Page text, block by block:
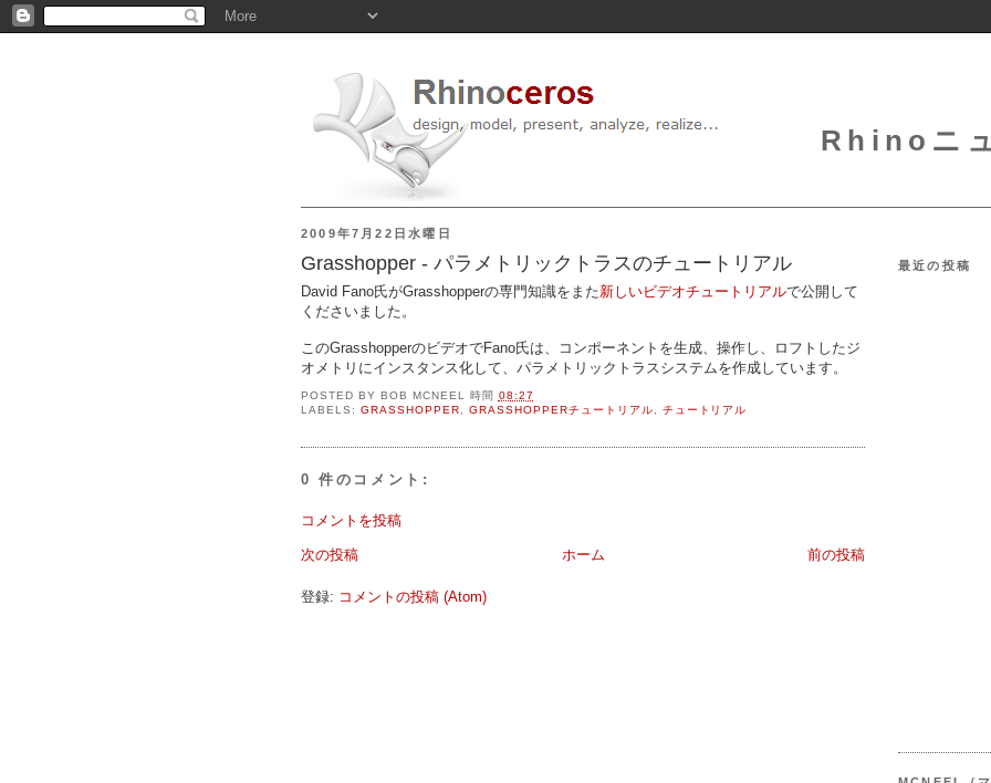
Rhinoニ
2009年7月22日水曜日
Grasshopper - パラメトリックトラスのチュートリアル
David Fano氏がGrasshopperの専門知識をまた新しいビデオチュートリアルで公開して
くださいました。
このGrasshopperのビデオでFano氏は、コンポーネントを生成、操作し、ロフトしたジ
オメトリにインスタンス化して、パラメトリックトラスシステムを作成しています。
POSTED BY BOB MCNEEL 時間 08:27
LABELS: GRASSHOPPER, GRASSHOPPERチュートリアル, チュートリアル
0 件のコメント:
コメントを投稿
次の投稿 前の投稿
ホーム
登録: コメントの投稿 (Atom)
最近の投稿